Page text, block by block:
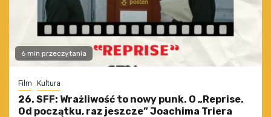
6 min przeczytania
Film Kultura
26. SFF: Wrażliwość to nowy punk. O „Reprise.
Od początku, raz jeszcze” Joachima Triera